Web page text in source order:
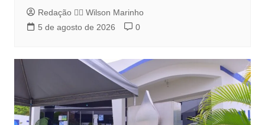
Redação 👨‍⚖️​ Wilson Marinho
5 de agosto de 2026
0